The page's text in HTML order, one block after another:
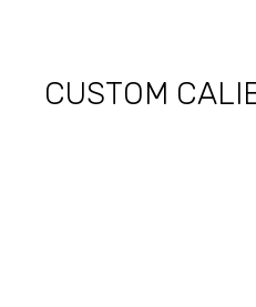
CUSTOM